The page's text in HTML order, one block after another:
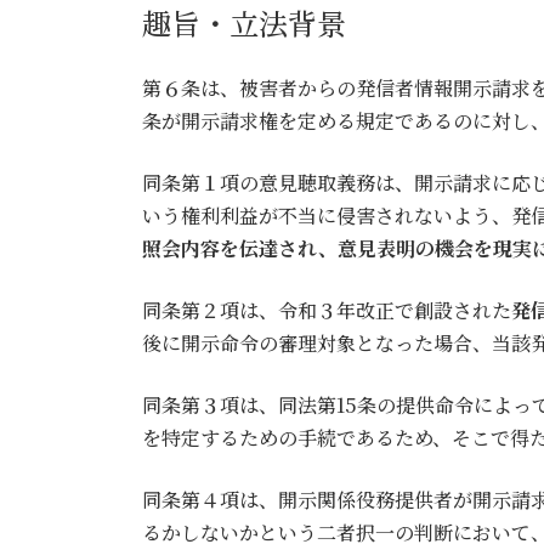
趣旨・立法背景
第６条は、被害者からの発信者情報開示請
条が開示請求権を定める規定であるのに対し
同条第１項の意見聴取義務は、開示請求に
いう権利利益が不当に侵害されないよう、
照会内容を伝達され、意見表明の機会を現実
同条第２項は、令和３年改正で創設された発
後に開示命令の審理対象となった場合、当
同条第３項は、同法第15条の提供命令によ
を特定するための手続であるため、そこで
同条第４項は、開示関係役務提供者が開示
るかしないかという二者択一の判断におい